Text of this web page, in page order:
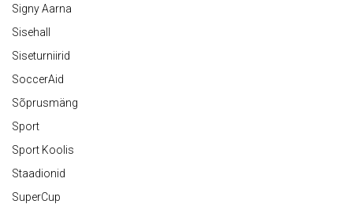
Signy Aarna
Sisehall
Siseturniirid
SoccerAid
Sõprusmäng
Sport
Sport Koolis
Staadionid
SuperCup